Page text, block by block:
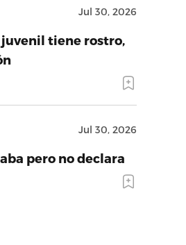
Jul 30, 2026
tiene rostro,
Jul 30, 2026
pero no declara